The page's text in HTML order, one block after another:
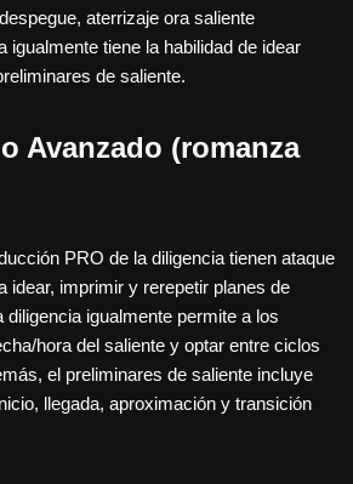
aterrizaje ora saliente
igualmente tiene la habilidad de idear
de saliente.
Avanzado (romanza
PRO de la diligencia tienen ataque
idear, imprimir y rerepetir planes de
igualmente permite a los
hora del saliente y optar entre ciclos
el preliminares de saliente incluye
llegada, aproximación y transición